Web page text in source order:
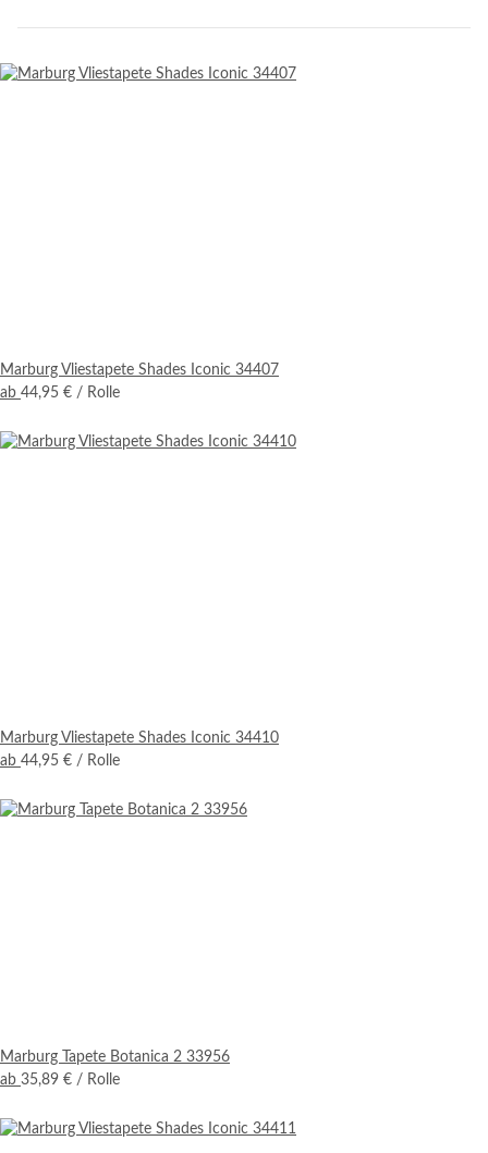
Marburg Vliestapete Shades Iconic 34407
ab 44,95 € / Rolle
Marburg Vliestapete Shades Iconic 34410
ab 44,95 € / Rolle
Marburg Tapete Botanica 2 33956
ab 35,89 € / Rolle